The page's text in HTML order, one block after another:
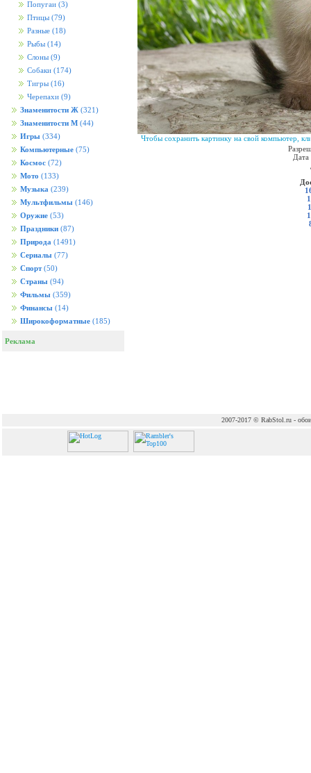
Попугаи (3)
Птицы (79)
Разные (18)
Рыбы (14)
Слоны (9)
Собаки (174)
Тигры (16)
Черепахи (9)
Знаменитости Ж (321)
Знаменитости М (44)
Игры (334)
Компьютерные (75)
Космос (72)
Мото (133)
Музыка (239)
Мультфильмы (146)
Оружие (53)
Праздники (87)
Природа (1491)
Сериалы (77)
Спорт (50)
Страны (94)
Фильмы (359)
Финансы (14)
Широкоформатные (185)
Реклама
Чтобы сохранить картинку на свой компьютер,
Дата
2007-2017 © RabStol.ru - обои